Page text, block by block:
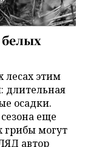
лесах этим
длительная
осадки.
еще
грибы могут
автор